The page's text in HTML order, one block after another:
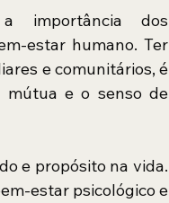
importância dos
estar humano. Ter
e comunitários, é
mútua e o senso de
e propósito na vida.
estar psicológico e